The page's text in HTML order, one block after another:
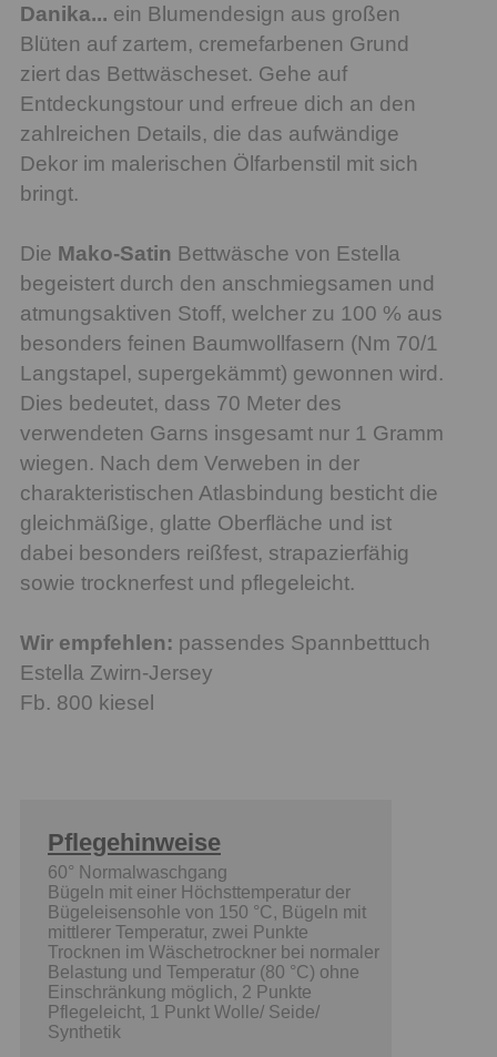
Danika... ein Blumendesign aus großen
Blüten auf zartem, cremefarbenen Grund
ziert das Bettwäscheset. Gehe auf
Entdeckungstour und erfreue dich an den
zahlreichen Details, die das aufwändige
Dekor im malerischen Ölfarbenstil mit sich
bringt.
Die Mako-Satin Bettwäsche von Estella
begeistert durch den anschmiegsamen und
atmungsaktiven Stoff, welcher zu 100 % aus
besonders feinen Baumwollfasern (Nm 70/1
Langstapel, supergekämmt) gewonnen wird.
Dies bedeutet, dass 70 Meter des
verwendeten Garns insgesamt nur 1 Gramm
wiegen. Nach dem Verweben in der
charakteristischen Atlasbindung besticht die
gleichmäßige, glatte Oberfläche und ist
dabei besonders reißfest, strapazierfähig
sowie trocknerfest und pflegeleicht.
Wir empfehlen: passendes Spannbetttuch
Estella Zwirn-Jersey
Fb. 800 kiesel
Pflegehinweise
60° Normalwaschgang
Bügeln mit einer Höchsttemperatur der
Bügeleisensohle von 150 °C, Bügeln mit
mittlerer Temperatur, zwei Punkte
Trocknen im Wäschetrockner bei normaler
Belastung und Temperatur (80 °C) ohne
Einschränkung möglich, 2 Punkte
Pflegeleicht, 1 Punkt Wolle/ Seide/
Synthetik